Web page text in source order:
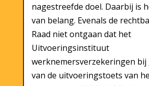
nagestreefde doel. Daarbij is
van belang. Evenals de
Raad niet ontgaan dat het
Uitvoeringsinstituut
werknemersverzekeringen bij
van de uitvoeringstoets van